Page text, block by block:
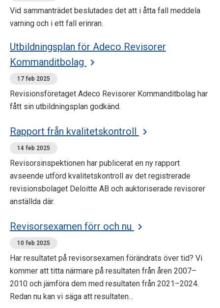
Vid sammanträdet beslutades det att i åtta fall meddela
varning och i ett fall erinran.
Utbildningsplan för Adeco Revisorer
Kommanditbolag
17 feb 2025
Revisionsföretaget Adeco Revisorer Kommanditbolag har
fått sin utbildningsplan godkänd.
Rapport från kvalitetskontroll
14 feb 2025
Revisorsinspektionen har publicerat en ny rapport
avseende utförd kvalitetskontroll av det registrerade
revisionsbolaget Deloitte AB och auktoriserade revisorer
anställda där.
Revisorsexamen förr och nu
10 feb 2025
Har resultatet på revisorsexamen förändrats över tid? Vi
kommer att titta närmare på resultaten från åren 2007–
2010 och jämföra dem med resultaten från 2021–2024.
Redan nu kan vi säga att resultaten...